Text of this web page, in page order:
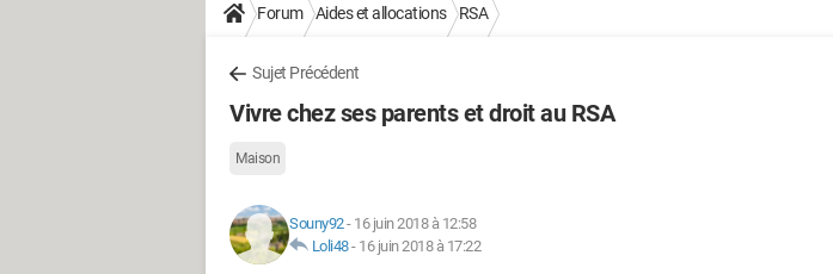
Forum Aides et allocations RSA
Sujet Précédent
Vivre chez ses parents et droit au RSA
Maison
Souny92- 16 juin 2018 à 12:58
Loli48- 16 juin 2018 à 17:22